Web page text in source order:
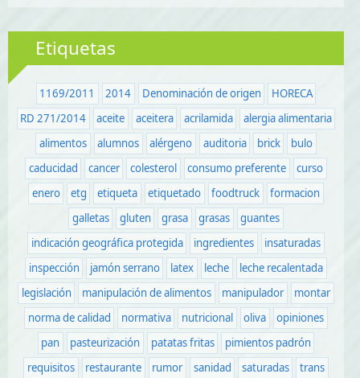
Etiquetas
1169/2011 2014 Denominación de origen
HORECA
RD 271/2014
aceite aceitera acrilamida
alergia alimentaria
alimentos
alumnos alérgeno auditoria brick
bulo
caducidad
cancer colesterol consumo preferente
curso
enero
etg etiqueta etiquetado foodtruck
formacion
galletas
gluten grasa grasas
guantes
indicación geográfica protegida
ingredientes
insaturadas
inspección
jamón serrano latex leche
leche recalentada
legislación
manipulación de alimentos manipulador
montar
norma de calidad
normativa nutricional oliva
opiniones
pan
pasteurización patatas fritas
pimientos padrón
requisitos
restaurante rumor sanidad saturadas trans